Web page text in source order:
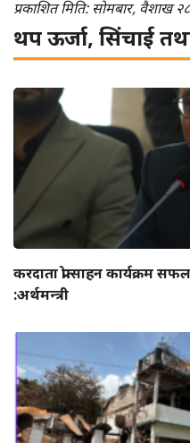
प्रकाशित मिति: सोमबार, वैशाख
थप ऊर्जा, सिंचाई
करदाता प्रोत्साहन कार्यक्रम
:अर्थमन्त्री